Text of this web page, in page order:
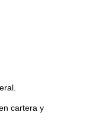
cartera y